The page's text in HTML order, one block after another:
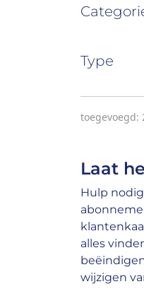
Type
toegevoegd:
Laat
Hulp
alles
wijzigen